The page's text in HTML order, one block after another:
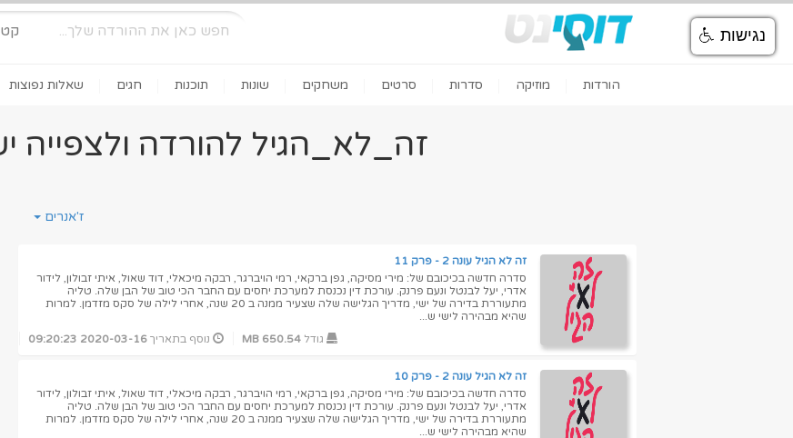
הורדות מוזיקה סדרות סרטים משחקים שונות תוכנות חגים שאלות נפוצות
זה_לא_הגיל להורדה ולצפייה
ז'אנרים
זה לא הגיל עונה 2 - פרק 11
סדרה חדשה בכיכובם של: מירי מסיקה, גפן ברקאי, רמי הויברגר, רבקה מיכאלי, דוד שאול, איתי זבולון, לידור
אדרי, יעל לבנטל ונעם פרנק. עורכת דין נכנסת למערכת יחסים עם החבר הכי טוב של הבן שלה. טליה
מתעוררת בדירה של ישי, מדריך הגלישה שלה שצעיר ממנה ב 20 שנה, אחרי לילה של סקס מזדמן. למרות
שהיא מבהירה לישי ש...
גודל 650.54 MB נוסף בתאריך 2020-03-16 09:20:23
זה לא הגיל עונה 2 - פרק 10
סדרה חדשה בכיכובם של: מירי מסיקה, גפן ברקאי, רמי הויברגר, רבקה מיכאלי, דוד שאול, איתי זבולון, לידור
אדרי, יעל לבנטל ונעם פרנק. עורכת דין נכנסת למערכת יחסים עם החבר הכי טוב של הבן שלה. טליה
מתעוררת בדירה של ישי, מדריך הגלישה שלה שצעיר ממנה ב 20 שנה, אחרי לילה של סקס מזדמן. למרות
שהיא מבהירה לישי ש...
נגישות